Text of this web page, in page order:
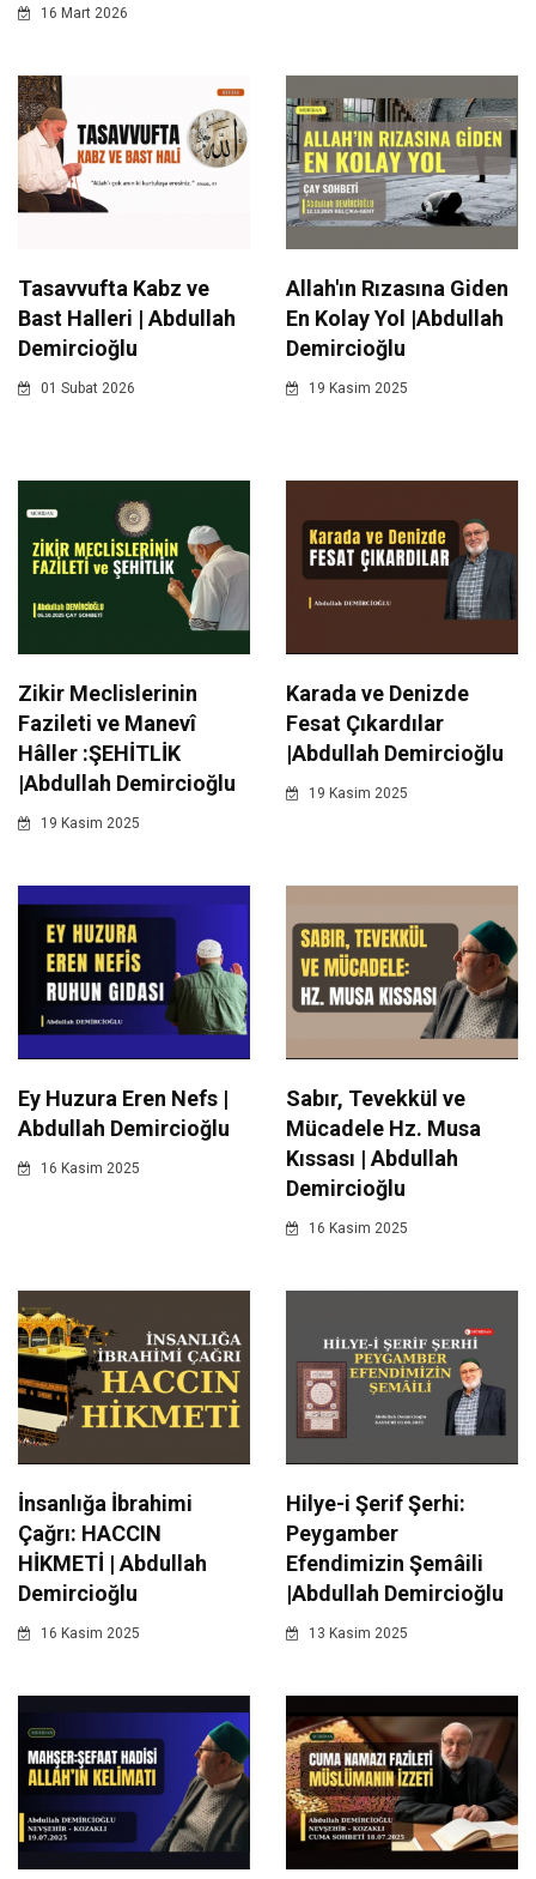
16 Mart 2026
Tasavvufta Kabz ve
Bast Halleri | Abdullah
Demircioğlu
01 Subat 2026
Allah'ın Rızasına Giden
En Kolay Yol |Abdullah
Demircioğlu
19 Kasim 2025
Zikir Meclislerinin
Fazileti ve Manevî
Hâller :ŞEHİTLİK
|Abdullah Demircioğlu
19 Kasim 2025
Karada ve Denizde
Fesat Çıkardılar
|Abdullah Demircioğlu
19 Kasim 2025
Ey Huzura Eren Nefs |
Abdullah Demircioğlu
16 Kasim 2025
Sabır, Tevekkül ve
Mücadele Hz. Musa
Kıssası | Abdullah
Demircioğlu
16 Kasim 2025
İnsanlığa İbrahimi
Çağrı: HACCIN
HİKMETİ | Abdullah
Demircioğlu
16 Kasim 2025
Hilye-i Şerif Şerhi:
Peygamber
Efendimizin Şemâili
|Abdullah Demircioğlu
13 Kasim 2025